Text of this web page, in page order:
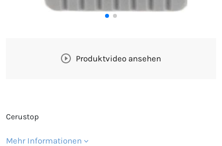
Produktvideo ansehen
Cerustop
Mehr Informationen